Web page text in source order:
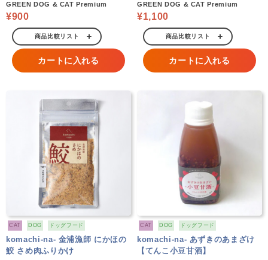
GREEN DOG & CAT Premium
¥900
商品比較リスト
カートに入れる
GREEN DOG & CAT Premium
¥1,100
商品比較リスト
カートに入れる
CAT DOG ドッグフード
komachi-na- 金浦漁師 にかほの
鮫 さめ肉ふりかけ
CAT DOG ドッグフード
komachi-na- あずきのあまざけ
【てんこ小豆甘酒】